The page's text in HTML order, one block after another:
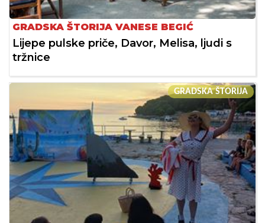
GRADSKA ŠTORIJA VANESE BEGIĆ
Lijepe pulske priče, Davor, Melisa, ljudi s
tržnice
GRADSKA ŠTORIJA